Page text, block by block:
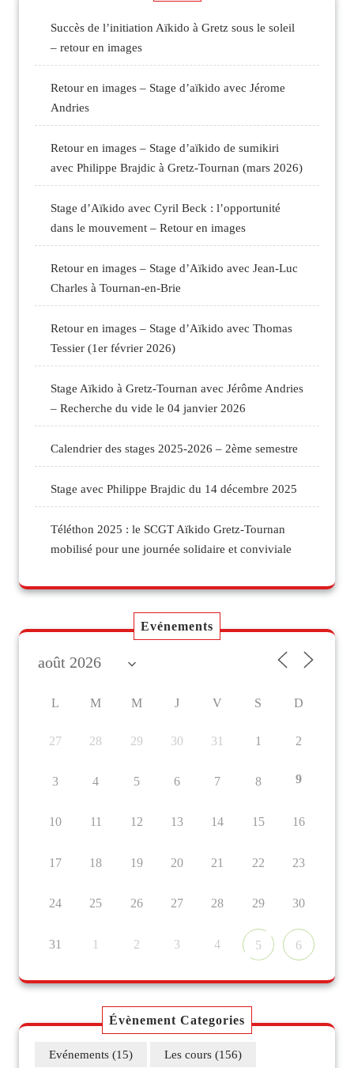
Succès de l’initiation Aïkido à Gretz sous le soleil
– retour en images
Retour en images – Stage d’aïkido avec Jérome
Andries
Retour en images – Stage d’aïkido de sumikiri
avec Philippe Brajdic à Gretz-Tournan (mars 2026)
Stage d’Aïkido avec Cyril Beck : l’opportunité
dans le mouvement – Retour en images
Retour en images – Stage d’Aïkido avec Jean-Luc
Charles à Tournan-en-Brie
Retour en images – Stage d’Aïkido avec Thomas
Tessier (1er février 2026)
Stage Aïkido à Gretz-Tournan avec Jérôme Andries
– Recherche du vide le 04 janvier 2026
Calendrier des stages 2025-2026 – 2ème semestre
Stage avec Philippe Brajdic du 14 décembre 2025
Téléthon 2025 : le SCGT Aïkido Gretz-Tournan
mobilisé pour une journée solidaire et conviviale
Evénements
L M M J V S D
27 28 29 30 31 1 2
3 4 5 6 7 8 9
10 11 12 13 14 15 16
17 18 19 20 21 22 23
24 25 26 27 28 29 30
31 1 2 3 4 5 6
Évènement Categories
Evénements (15) Les cours (156)